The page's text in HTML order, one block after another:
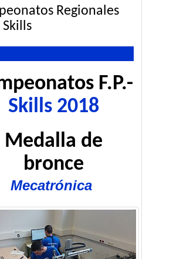
Regionales
Skills
F.P.-
Skills 2018
Medalla de
bronce
Mecatrónica